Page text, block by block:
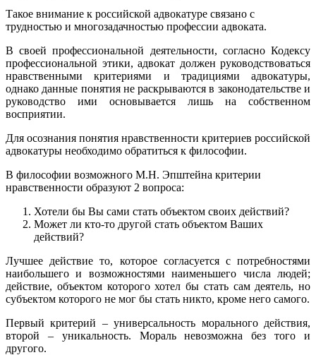
Такое внимание к российской адвокатуре связано с
трудностью и многозадачностью профессии адвоката.
В своей профессиональной деятельности, согласно Кодексу
профессиональной этики, адвокат должен руководствоваться
нравственными критериями и традициями адвокатуры,
однако данные понятия не раскрываются в законодательстве и
руководство ими основывается лишь на собственном
восприятии.
Для осознания понятия нравственности критериев российской
адвокатуры необходимо обратиться к философии.
В философии возможного М.Н. Эпштейна критерии
нравственности образуют 2 вопроса:
Хотели бы Вы сами стать объектом своих действий?
Может ли кто-то другой стать объектом Ваших
действий?
Лучшее действие то, которое согласуется с потребностями
наибольшего и возможностями наименьшего числа людей;
действие, объектом которого хотел бы стать сам деятель, но
субъектом которого не мог бы стать никто, кроме него самого.
Первый критерий – универсальность морального действия,
второй – уникальность. Мораль невозможна без того и
другого.